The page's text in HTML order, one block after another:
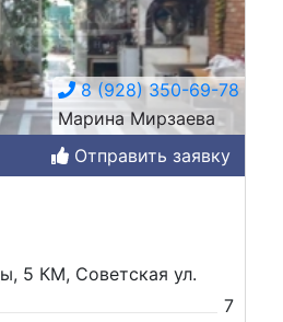
8 (928) 350-69-78
Марина Мирзаева
Отправить заявку
5 КМ, Советская ул.
7